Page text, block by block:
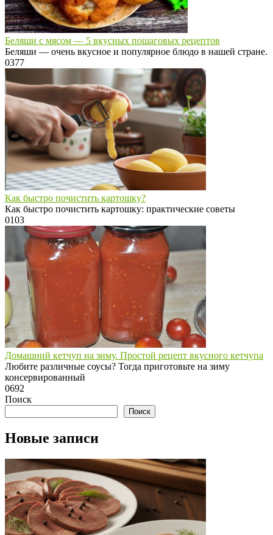
Беляши с мясом — 5 вкусных пошаговых рецептов
Беляши — очень вкусное и популярное блюдо в нашей стране.
0377
Как быстро почистить картошку?
Как быстро почистить картошку: практические советы
0103
Домашний кетчуп на зиму. Простой рецепт вкусного кетчупа
Любите различные соусы? Тогда приготовьте на зиму
консервированный
0692
Поиск
Поиск
Новые записи